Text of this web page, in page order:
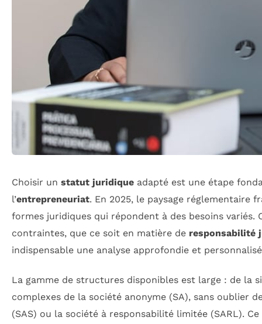
Choisir un statut juridique adapté est une étape
l’entrepreneuriat. En 2025, le paysage réglementaire
formes juridiques qui répondent à des besoins variés.
contraintes, que ce soit en matière de responsabilité
indispensable une analyse approfondie et
La gamme de structures disponibles est large : de la
complexes de la société anonyme (SA), sans oublier
(SAS) ou la société à responsabilité limitée (SARL).